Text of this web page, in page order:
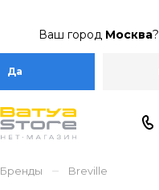
Ваш город Москва?
Да
Бренды – Breville